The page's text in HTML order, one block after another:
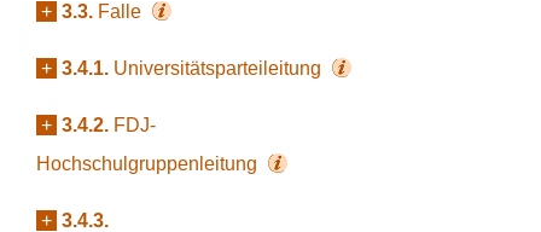
+ 3.3. Falle
+ 3.4.1. Universitätsparteileitung
+ 3.4.2. FDJ-
Hochschulgruppenleitung
+ 3.4.3.